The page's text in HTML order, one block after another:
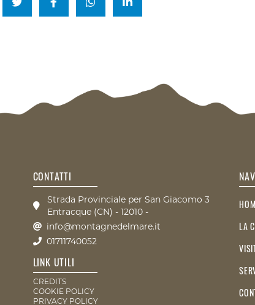
CONTATTI
Strada Provinciale per San Giacomo 3
Entracque (CN) - 12010 -
info@montagnedelmare.it
01711740052
LINK UTILI
CREDITS
COOKIE POLICY
PRIVACY POLICY
LA